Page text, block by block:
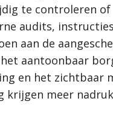
te controleren of
audits,
aan de
aantoonbaar
en het zichtbaar
krijgen meer